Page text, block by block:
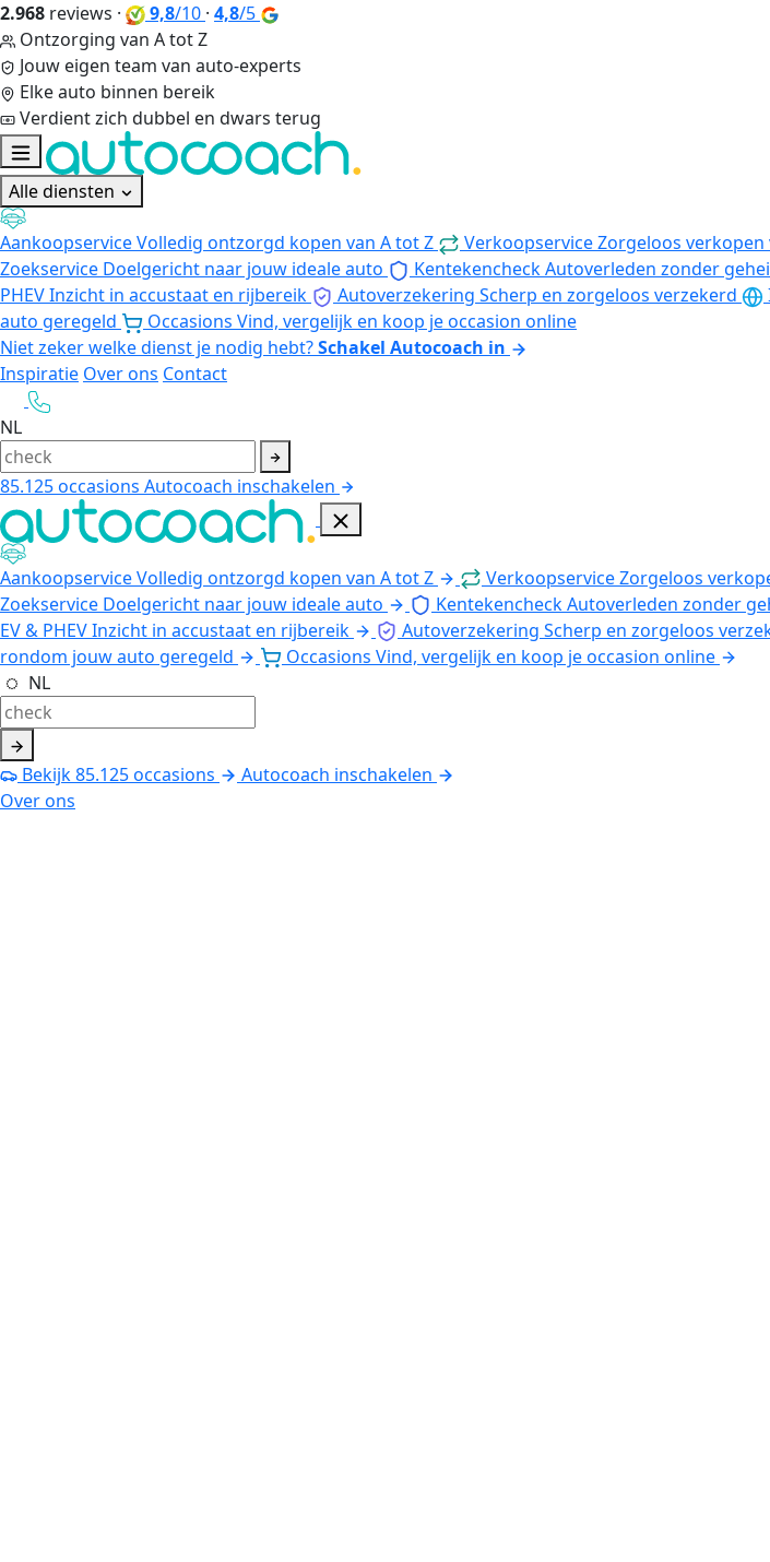
2.968 reviews · 9,8/10 · 4,8/5
Ontzorging van A tot Z
Jouw eigen team van auto-experts
Elke auto binnen bereik
Verdient zich dubbel en dwars terug
Alle diensten
AankoopserviceVolledig ontzorgd kopen van A tot Z VerkoopserviceZorgeloos verkopen
Zoekservice Doelgericht naar jouw ideale auto KentekencheckAutoverleden zonder
PHEVInzicht in accustaat en rijbereik Autoverzekering Scherp en zorgeloos verzekerd
auto geregeld
Occasions Vind, vergelijk en koop je occasion online
Niet zeker welke dienst je nodig hebt?Schakel Autocoach in
Inspiratie Over ons Contact
NL
85.125occasions Autocoach inschakelen
AankoopserviceVolledig ontzorgd kopen van A tot Z VerkoopserviceZorgeloos
Zoekservice Doelgericht naar jouw ideale auto KentekencheckAutoverleden zonder
EV & PHEVInzicht in accustaat en rijbereik Autoverzekering Scherp en zorgeloos
rondom jouw auto geregeld
Occasions Vind, vergelijk en koop je occasion online
NL
Bekijk85.125occasions
Autocoach inschakelen
Over ons